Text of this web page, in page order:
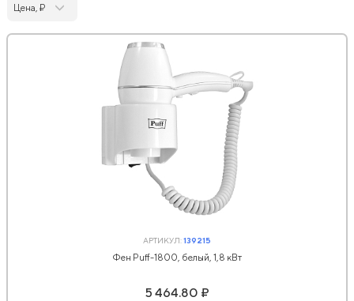
Цена, ₽
АРТИКУЛ:139215
Фен Puff-1800, белый, 1,8 кВт
5 464.80 ₽